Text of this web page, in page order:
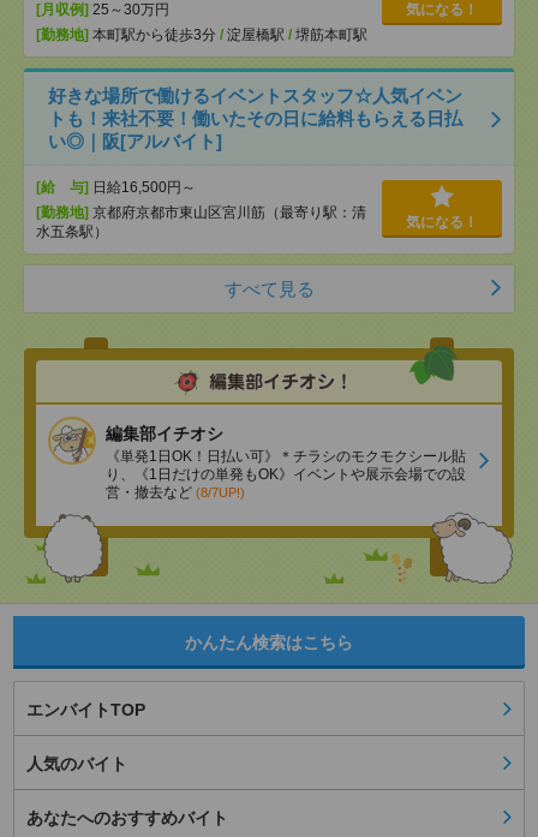
[月収例] 25～30万円
[勤務地] 本町駅から徒歩3分 / 淀屋橋駅 / 堺筋本町駅
気になる！
好きな場所で働けるイベントスタッフ☆人気イベン
トも！来社不要！働いたその日に給料もらえる日払
い◎｜阪[アルバイト]
[給 与] 日給16,500円～
[勤務地] 京都府京都市東山区宮川筋（最寄り駅：清
水五条駅）
気になる！
すべて見る
編集部イチオシ
《単発1日OK！日払い可》＊チラシのモクモクシール貼
り、《1日だけの単発もOK》イベントや展示会場での設
営・撤去など (8/7UP!)
かんたん検索はこちら
エンバイトTOP
人気のバイト
あなたへのおすすめバイト